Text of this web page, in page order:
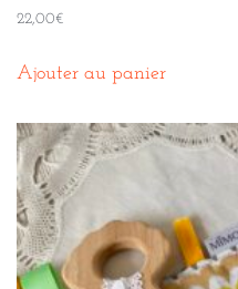
22,00€
Ajouter au panier